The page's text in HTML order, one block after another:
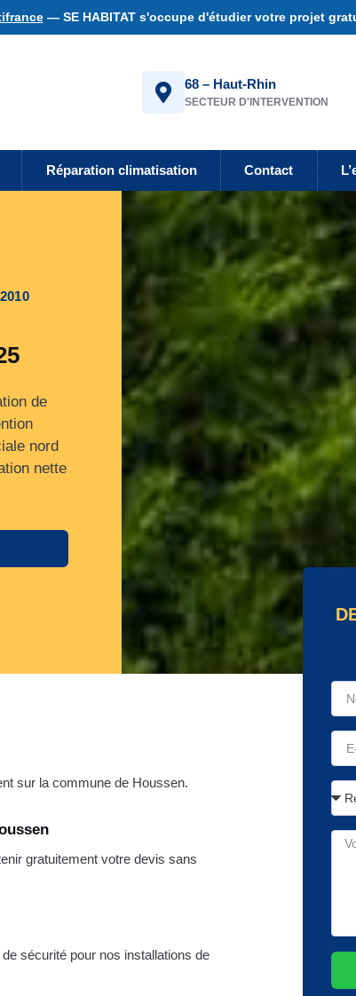
— SE HABITAT s'occupe d'étudier votre projet
68 – Haut-Rhin
SECTEUR D'INTERVENTION
Réparation climatisation Contact
de
nord
nette
sur la commune de Houssen.
gratuitement votre devis sans
sécurité pour nos installations de